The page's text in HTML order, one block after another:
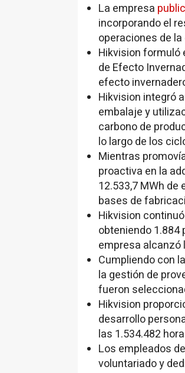
La empresa
incorporando el
operaciones de
Hikvision formuló
de Efecto
efecto
Hikvision integró
embalaje y
carbono de
lo largo de los
Mientras
proactiva en la
12.533,7 MWh
bases de
Hikvision
obteniendo 1.884
empresa alcanzó
Cumpliendo con
la gestión de
fueron
Hikvision
desarrollo
las 1.534.482
Los empleados
voluntariado y